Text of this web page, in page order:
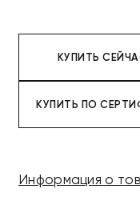
КУПИТЬ
КУПИТЬ ПО
Информация о